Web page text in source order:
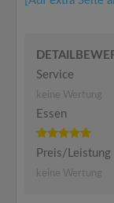
Service
keine Wertung
Essen
Preis/Leistung
keine Wertung